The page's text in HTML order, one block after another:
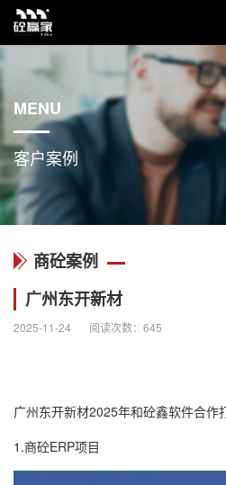
MENU
客户案例
商砼案例
广州东开新材
2025-11-24 阅读次数： 645
广州东开新材2025年和砼鑫软件合作
1.商砼ERP项目